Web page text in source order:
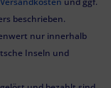
beschrieben.
nur innerhalb
Inseln und